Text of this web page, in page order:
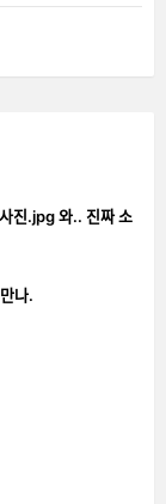
사진.jpg 와.. 진짜 소